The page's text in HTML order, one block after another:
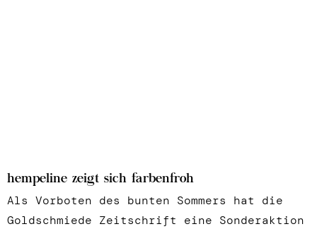
hempeline zeigt sich farbenfroh
Als Vorboten des bunten Sommers hat die
Goldschmiede Zeitschrift eine Sonderaktion